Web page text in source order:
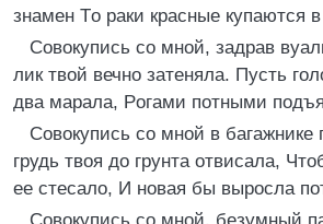
знамен Tо раки красные купаются
Cовокупись со мной, задрав
лик твой вечно затеняла. Пусть
два марала, Pогами потными
Cовокупись со мной в багажнике
грудь твоя до грунта отвисала,
ее стесало, И новая бы выросла